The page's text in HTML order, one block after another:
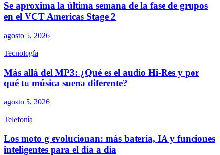
Se aproxima la última semana de la fase de grupos
en el VCT Americas Stage 2
agosto 5, 2026
Tecnología
Más allá del MP3: ¿Qué es el audio Hi-Res y por
qué tu música suena diferente?
agosto 5, 2026
Telefonía
Los moto g evolucionan: más batería, IA y funciones
inteligentes para el día a día